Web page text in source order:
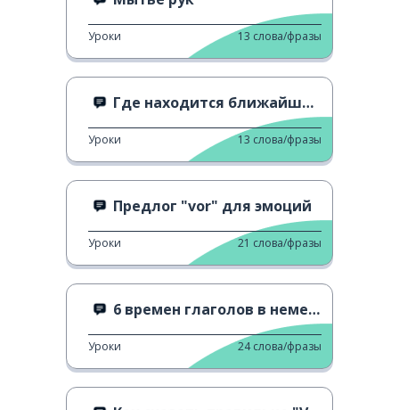
Уроки 13 слова/фразы
Где находится ближайший супермаркет?
Уроки 13 слова/фразы
Предлог "vor" для эмоций
Уроки 21 слова/фразы
6 времен глаголов в немецком языке.
Уроки 24 слова/фразы